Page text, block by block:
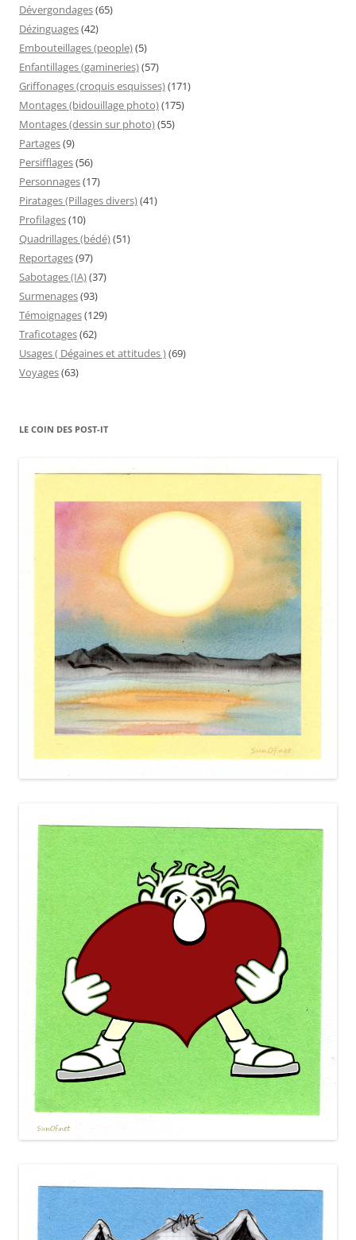
Dévergondages(65)
Dézinguages(42)
Embouteillages (people)(5)
Enfantillages (gamineries)(57)
Griffonages (croquis esquisses)(171)
Montages (bidouillage photo)(175)
Montages (dessin sur photo)(55)
Partages(9)
Persifflages(56)
Personnages(17)
Piratages (Pillages divers)(41)
Profilages(10)
Quadrillages (bédé)(51)
Reportages(97)
Sabotages (IA)(37)
Surmenages(93)
Témoignages(129)
Traficotages(62)
Usages ( Dégaines et attitudes )(69)
Voyages(63)
LE COIN DES POST-IT